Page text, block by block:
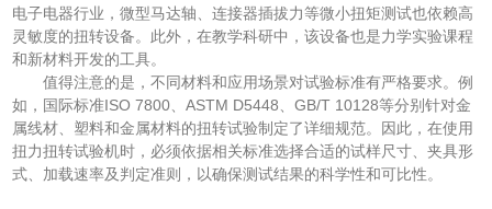
电子电器行业，微型马达轴、连接器插拔力等微小扭矩测试也依赖高
灵敏度的扭转设备。此外，在教学科研中，该设备也是力学实验课程
和新材料开发的工具。
值得注意的是，不同材料和应用场景对试验标准有严格要求。例
如，国际标准ISO 7800、ASTM D5448、GB/T 10128等分别针对金
属线材、塑料和金属材料的扭转试验制定了详细规范。因此，在使用
扭力扭转试验机时，必须依据相关标准选择合适的试样尺寸、夹具形
式、加载速率及判定准则，以确保测试结果的科学性和可比性。